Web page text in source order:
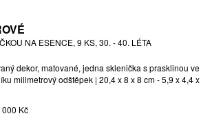
NA ESENCE, 9 KS, 30. - 40. LÉTA
dekor, matované, jedna sklenička s prasklinou ve
milimetrový odštěpek | 20,4 x 8 x 8 cm - 5,9 x 4,4 x
000 Kč